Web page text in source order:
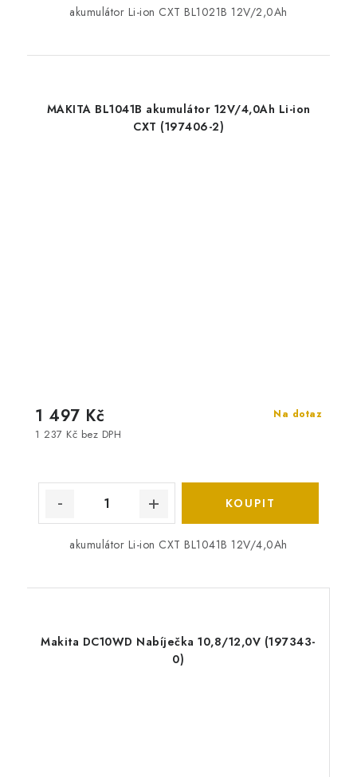
akumulátor Li-ion CXT BL1021B 12V/2,0Ah
MAKITA BL1041B akumulátor 12V/4,0Ah Li-ion
CXT (197406-2)
Na dotaz
1 237 Kč bez DPH
1 497 Kč
akumulátor Li-ion CXT BL1041B 12V/4,0Ah
Makita DC10WD Nabíječka 10,8/12,0V (197343-
0)